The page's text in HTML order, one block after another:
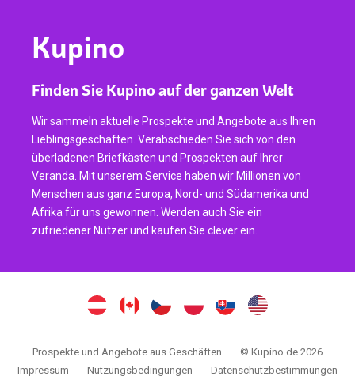
Kupino
Finden Sie Kupino auf der ganzen Welt
Wir sammeln aktuelle Prospekte und Angebote aus Ihren
Lieblingsgeschäften. Verabschieden Sie sich von den
überladenen Briefkästen und Prospekten auf Ihrer
Veranda. Mit unserem Service haben wir Millionen von
Menschen aus ganz Europa, Nord- und Südamerika und
Afrika für uns gewonnen. Werden auch Sie ein
zufriedener Nutzer und kaufen Sie clever ein.
Prospekte und Angebote aus Geschäften
© Kupino.de 2026
Impressum
Nutzungsbedingungen Datenschutzbestimmungen